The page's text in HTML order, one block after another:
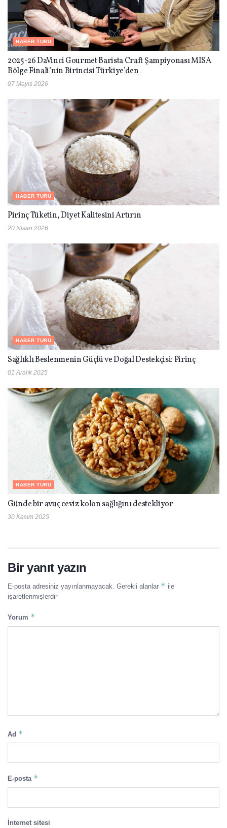
HABER TURU
2025-26 DaVinci Gourmet Barista Craft Şampiyonası MISA
Bölge Finali’nin Birincisi Türkiye’den
07 Mayıs 2026
HABER TURU
Pirinç Tüketin, Diyet Kalitesini Artırın
20 Nisan 2026
HABER TURU
Sağlıklı Beslenmenin Güçlü ve Doğal Destekçisi: Pirinç
01 Aralık 2025
HABER TURU
Günde bir avuç ceviz kolon sağlığını destekliyor
30 Kasım 2025
Bir yanıt yazın
E-posta adresiniz yayınlanmayacak. Gerekli alanlar * ile
işaretlenmişlerdir
Yorum *
Ad *
E-posta *
İnternet sitesi